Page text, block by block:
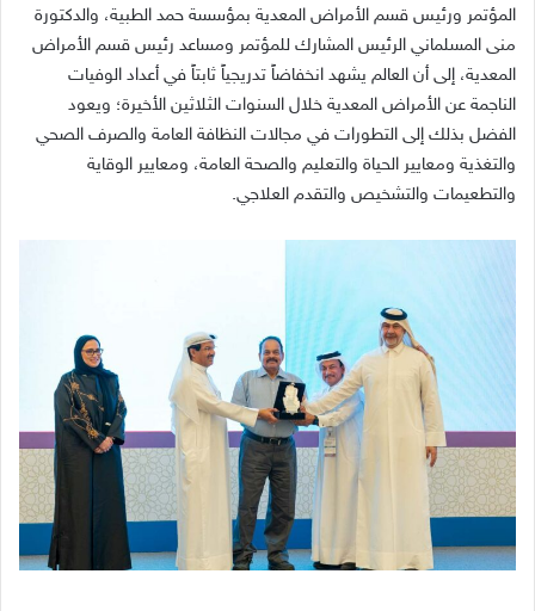
المؤتمر ورئيس قسم الأمراض المعدية بمؤسسة حمد الطبية، والدكتورة
منى المسلماني الرئيس المشارك للمؤتمر ومساعد رئيس قسم الأمراض
المعدية، إلى أن العالم يشهد انخفاضاً تدريجياً ثابتاً في أعداد الوفيات
الناجمة عن الأمراض المعدية خلال السنوات الثلاثين الأخيرة؛ ويعود
الفضل بذلك إلى التطورات في مجالات النظافة العامة والصرف الصحي
والتغذية ومعايير الحياة والتعليم والصحة العامة، ومعايير الوقاية
والتطعيمات والتشخيص والتقدم العلاجي.